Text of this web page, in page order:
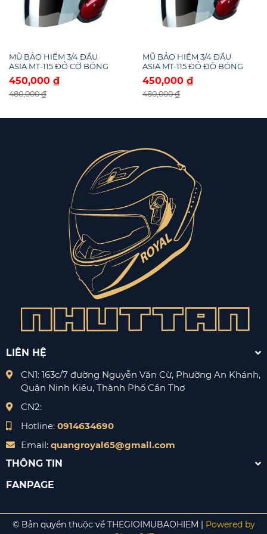
kết dính lại với nhau thành một khuôn mẫu.
Quai nón: Được làm từ sợi nylon dai giúp dây
nón chắc chắn, chịu được ảnh hưởng thời tiết
thất thường và lực kéo mạnh trong quá trình sử
dụng.
MŨ BẢO HIỂM 3/4 ĐẦU
ASIA MT-115 ĐỎ CỜ BÓNG
450,000 ₫
480,000 ₫
MŨ BẢO HIỂM 3/4 ĐẦU
ASIA MT-115 ĐỎ ĐÔ BÓNG
450,000 ₫
480,000 ₫
LIÊN HỆ
CN1: 163c/7 đường Nguyễn Văn Cừ, Phường An Khánh,
Quận Ninh Kiều, Thành Phố Cần Thơ
CN2:
Hotline: 0914634690
Email: quangroyal65@gmail.com
THÔNG TIN
FANPAGE
© Bản quyền thuộc về THEGIOIMUBAOHIEM | Powered by